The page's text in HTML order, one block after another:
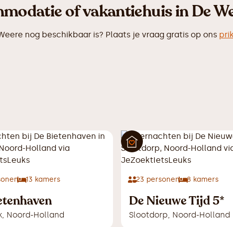
of vakantiehuis in De
nog beschikbaar is? Plaats je vraag gratis op ons
13 kamers
, Noord-Holland
23 personen 8 kamers
De Nieuwe Tijd 5*
Slootdorp, Noord-Holland